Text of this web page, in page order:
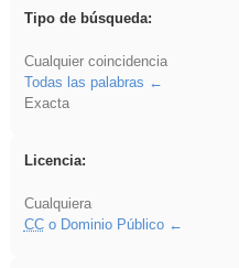
Tipo de búsqueda:
Cualquier coincidencia
Todas las palabras
Exacta
Licencia:
Cualquiera
CCo Dominio Público